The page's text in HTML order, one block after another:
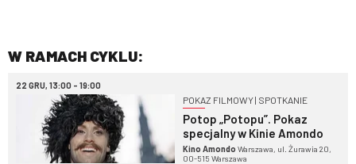
W RAMACH CYKLU:
22 GRU, 13:00 - 19:00
POKAZ FILMOWY | SPOTKANIE
Potop „Potopu”. Pokaz
specjalny w Kinie Amondo
Kino Amondo Warszawa, ul. Żurawia 20,
00-515 Warszawa